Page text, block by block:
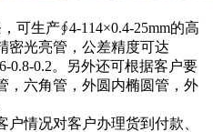
可生产∮4-114×0.4-25mm的高
密光亮管，公差精度可达
0.8-0.2。另外还可根据客户要
，六角管，外圆内椭圆管，外
情况对客户办理货到付款、